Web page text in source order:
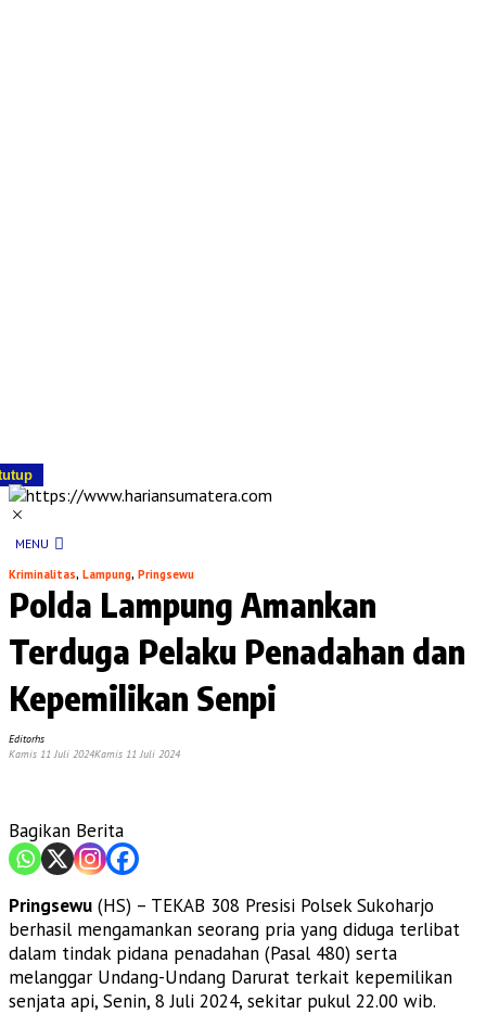
MENU
Kriminalitas, Lampung, Pringsewu
Polda Lampung Amankan
Terduga Pelaku Penadahan dan
Kepemilikan Senpi
Editorhs
Kamis 11 Juli 2024Kamis 11 Juli 2024
Bagikan Berita
Pringsewu (HS) – TEKAB 308 Presisi Polsek Sukoharjo
berhasil mengamankan seorang pria yang diduga terlibat
dalam tindak pidana penadahan (Pasal 480) serta
melanggar Undang-Undang Darurat terkait kepemilikan
senjata api, Senin, 8 Juli 2024, sekitar pukul 22.00 wib.